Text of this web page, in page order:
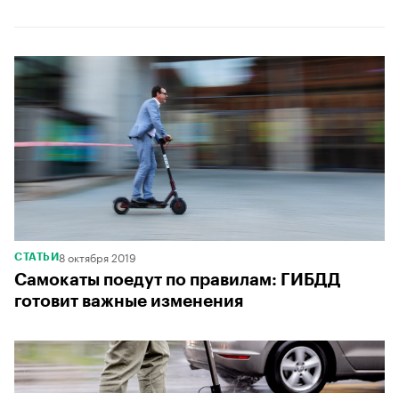
СТАТЬИ8 октября 2019
Самокаты поедут по правилам: ГИБДД
готовит важные изменения